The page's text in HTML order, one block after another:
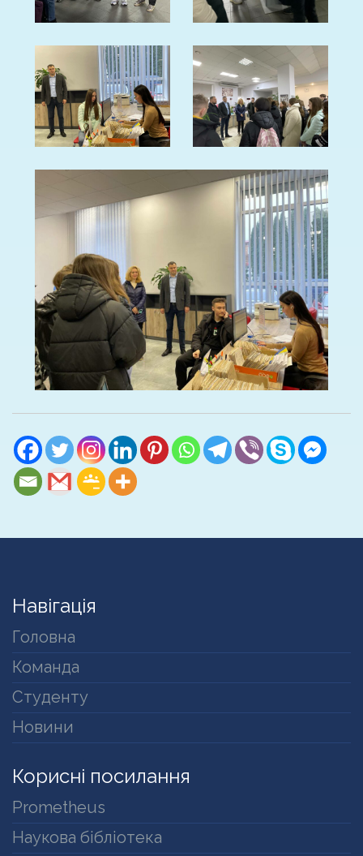
Навігація
Головна
Команда
Студенту
Новини
Корисні посилання
Prometheus
Наукова бібліотека